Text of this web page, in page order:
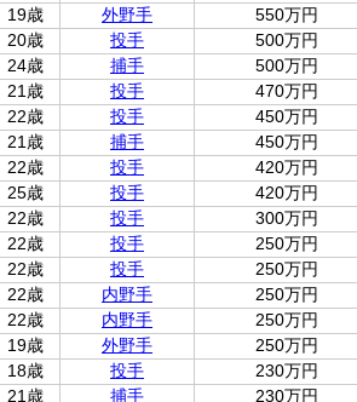
19歳 外野手
550万円
20歳 投手
500万円
24歳 捕手
500万円
21歳 投手
470万円
22歳 投手
450万円
21歳 捕手
450万円
22歳 投手
420万円
25歳 投手
420万円
22歳 投手
300万円
22歳 投手
250万円
22歳 投手
250万円
22歳 内野手
250万円
22歳 内野手
250万円
19歳 外野手
250万円
18歳 投手
230万円
21歳 捕手 230万円